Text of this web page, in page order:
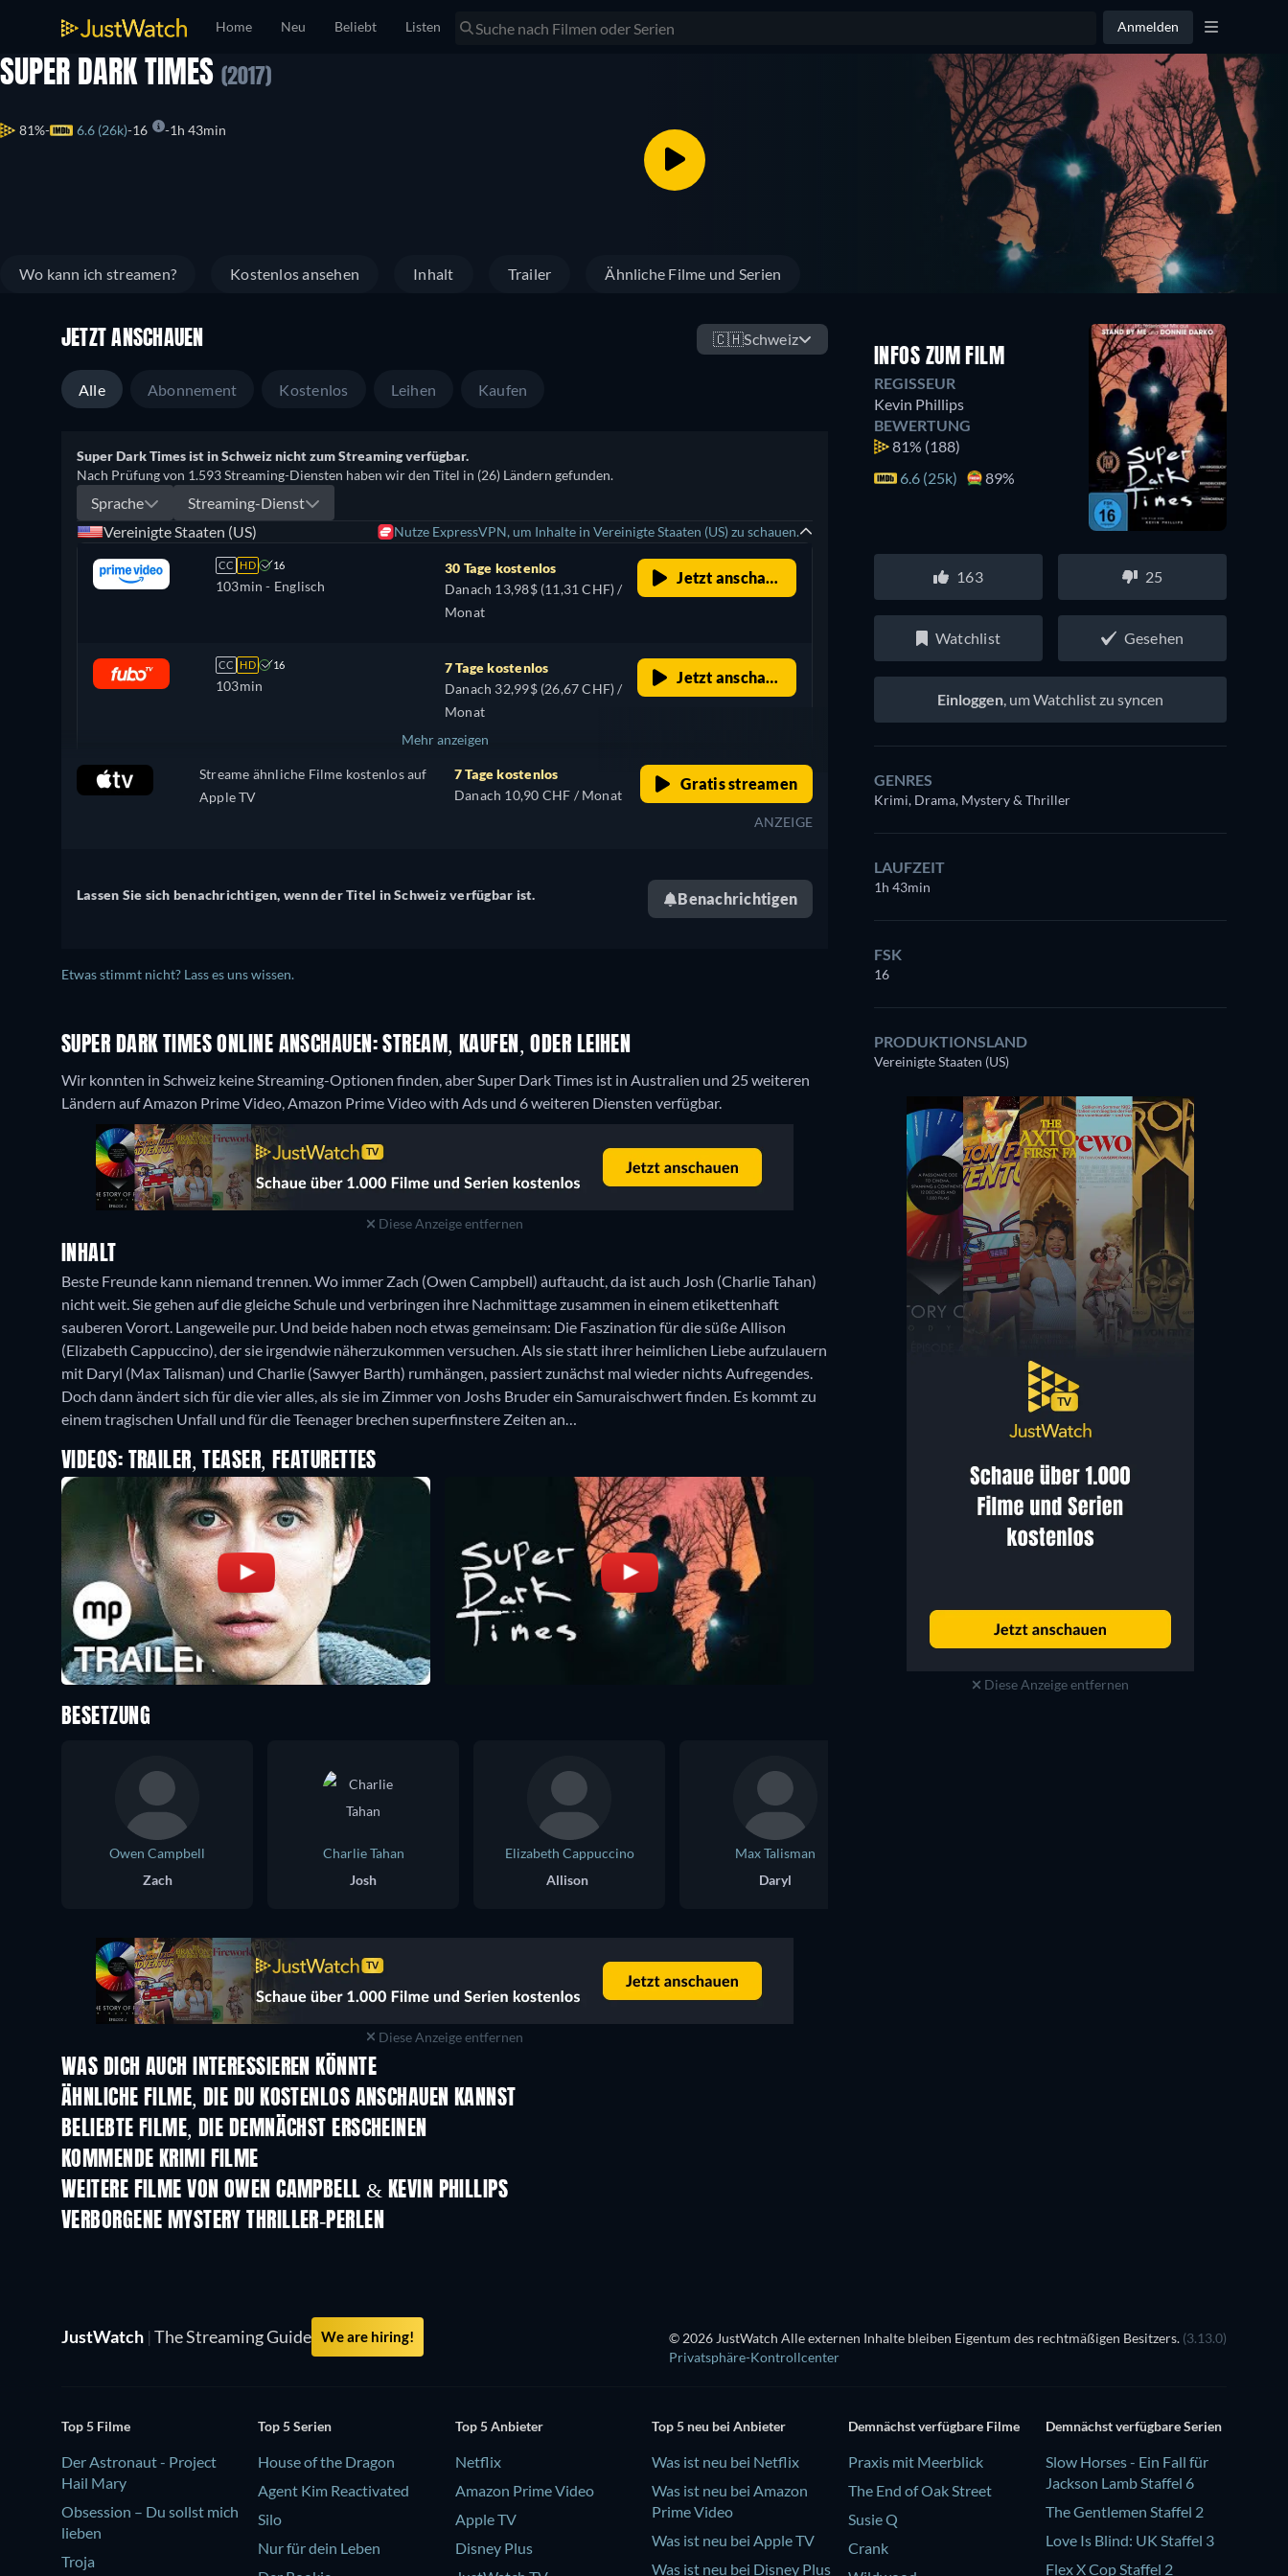
Home Neu Beliebt Listen Anmelden
SUPER DARK TIMES (2017)
81% 6.6 (26k) 16 1h 43min
Wo kann ich streamen? Kostenlos ansehen Inhalt Trailer Ähnliche Filme und Serien
JETZT ANSCHAUEN 🇨🇭Schweiz
Alle Abonnement Kostenlos Leihen Kaufen
Super Dark Times ist in Schweiz nicht zum Streaming verfügbar.
Nach Prüfung von 1.593 Streaming-Diensten haben wir den Titel in (26) Ländern gefunden.
Sprache
Streaming-Dienst
Vereinigte Staaten (US)
Nutze ExpressVPN, um Inhalte in Vereinigte Staaten (US) zu schauen.
CC HD 16
103min - Englisch
30 Tage kostenlos
Danach 13,98$ (11,31 CHF) /
Monat
Jetzt anschauen
CC HD 16
103min
7 Tage kostenlos
Danach 32,99$ (26,67 CHF) /
Monat
Jetzt anschauen
Vereinigtes Königreich
Mehr anzeigen
Streame ähnliche Filme kostenlos auf
Apple TV
7 Tage kostenlos
Danach 10,90 CHF / Monat
Gratis streamen
ANZEIGE
Lassen Sie sich benachrichtigen, wenn der Titel in Schweiz verfügbar ist. Benachrichtigen
Etwas stimmt nicht? Lass es uns wissen.
SUPER DARK TIMES ONLINE ANSCHAUEN: STREAM, KAUFEN, ODER LEIHEN
Wir konnten in Schweiz keine Streaming-Optionen finden, aber Super Dark Times ist in Australien und 25 weiteren
Ländern auf Amazon Prime Video, Amazon Prime Video with Ads und 6 weiteren Diensten verfügbar.
Diese Anzeige entfernen
INHALT
Beste Freunde kann niemand trennen. Wo immer Zach (Owen Campbell) auftaucht, da ist auch Josh (Charlie Tahan)
nicht weit. Sie gehen auf die gleiche Schule und verbringen ihre Nachmittage zusammen in einem etikettenhaft
sauberen Vorort. Langeweile pur. Und beide haben noch etwas gemeinsam: Die Faszination für die süße Allison
(Elizabeth Cappuccino), der sie irgendwie näherzukommen versuchen. Als sie statt ihrer heimlichen Liebe aufzulauern
mit Daryl (Max Talisman) und Charlie (Sawyer Barth) rumhängen, passiert zunächst mal wieder nichts Aufregendes.
Doch dann ändert sich für die vier alles, als sie im Zimmer von Joshs Bruder ein Samuraischwert finden. Es kommt zu
einem tragischen Unfall und für die Teenager brechen superfinstere Zeiten an…
VIDEOS: TRAILER, TEASER, FEATURETTES
INFOS ZUM FILM
REGISSEUR
Kevin Phillips
BEWERTUNG
81% (188)
6.6 (25k)
89%
163 25
Watchlist Gesehen
Einloggen, um Watchlist zu syncen
GENRES
Krimi, Drama, Mystery & Thriller
LAUFZEIT
1h 43min
FSK
16
PRODUKTIONSLAND
Vereinigte Staaten (US)
Diese Anzeige entfernen
BESETZUNG
Owen Campbell
Zach
Charlie Tahan
Josh
Elizabeth Cappuccino
Allison
Max Talisman
Daryl
Diese Anzeige entfernen
WAS DICH AUCH INTERESSIEREN KÖNNTE
ÄHNLICHE FILME, DIE DU KOSTENLOS ANSCHAUEN KANNST
BELIEBTE FILME, DIE DEMNÄCHST ERSCHEINEN
KOMMENDE KRIMI FILME
WEITERE FILME VON OWEN CAMPBELL & KEVIN PHILLIPS
VERBORGENE MYSTERY THRILLER-PERLEN
JustWatch | The Streaming Guide We are hiring! © 2026 JustWatch Alle externen Inhalte bleiben Eigentum des rechtmäßigen Besitzers. (3.13.0)
Privatsphäre-Kontrollcenter
Top 5 Filme
Der Astronaut - Project
Hail Mary
Obsession – Du sollst mich
lieben
Troja
Top 5 Serien
House of the Dragon
Agent Kim Reactivated
Silo
Nur für dein Leben
Top 5 Anbieter
Netflix
Amazon Prime Video
Apple TV
Disney Plus
Top 5 neu bei Anbieter
Was ist neu bei Netflix
Was ist neu bei Amazon
Prime Video
Was ist neu bei Apple TV
Was ist neu bei Disney Plus
Demnächst verfügbare Filme
Praxis mit Meerblick
The End of Oak Street
Susie Q
Crank
Demnächst verfügbare Serien
Slow Horses - Ein Fall für
Jackson Lamb Staffel 6
The Gentlemen Staffel 2
Love Is Blind: UK Staffel 3
Flex X Cop Staffel 2